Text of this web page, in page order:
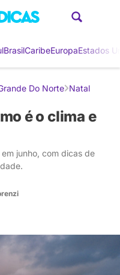
BrasilCaribeEuropaEstados
Do Norte Natal
é o clima e
junho, com dicas de